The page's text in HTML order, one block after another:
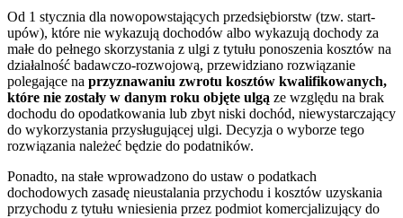
Od 1 stycznia dla nowopowstających przedsiębiorstw (tzw. start-
upów), które nie wykazują dochodów albo wykazują dochody za
małe do pełnego skorzystania z ulgi z tytułu ponoszenia kosztów na
działalność badawczo-rozwojową, przewidziano rozwiązanie
polegające na przyznawaniu zwrotu kosztów kwalifikowanych,
które nie zostały w danym roku objęte ulgą ze względu na brak
dochodu do opodatkowania lub zbyt niski dochód, niewystarczający
do wykorzystania przysługującej ulgi. Decyzja o wyborze tego
rozwiązania należeć będzie do podatników.
Ponadto, na stałe wprowadzono do ustaw o podatkach
dochodowych zasadę nieustalania przychodu i kosztów uzyskania
przychodu z tytułu wniesienia przez podmiot komercjalizujący do